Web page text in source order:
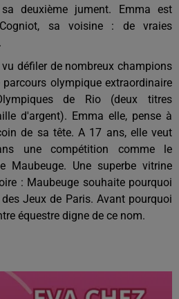
deuxième jument. Emma est
sa voisine : de vraies
défiler de nombreux champions
olympique extraordinaire
de Rio (deux titres
d'argent). Emma elle, pense à
de sa tête. A 17 ans, elle veut
une compétition comme le
Maubeuge. Une superbe vitrine
: Maubeuge souhaite pourquoi
Jeux de Paris. Avant pourquoi
équestre digne de ce nom.